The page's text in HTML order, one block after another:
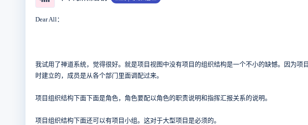
Dear All：
我试用了禅道系统，觉得很好。就是项目视图中没有项目的组织结构是一个不小的缺憾。因为
时建立的，成员是从各个部门里面调配过来。
项目组织结构下面下面是角色，角色要配以角色的职责说明和指挥汇报关系的说明。
项目组织结构下面还可以有项目小组。这对于大型项目是必须的。